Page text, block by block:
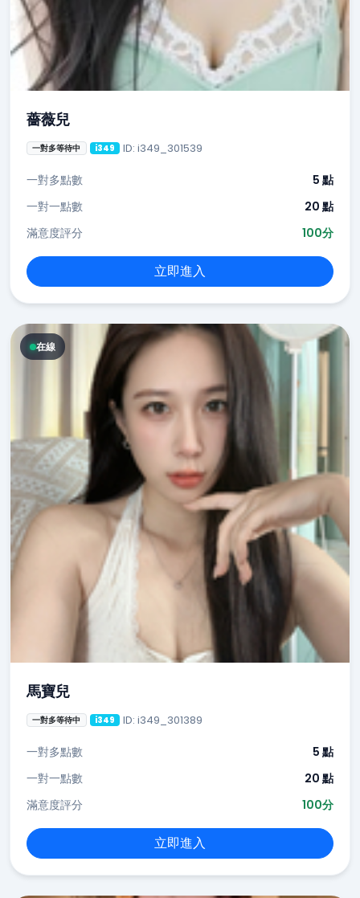
薔薇兒
一對多等待中 i349 ID: i349_301539
一對多點數
5 點
一對一點數
20 點
滿意度評分
100分
立即進入
在線
馬寶兒
一對多等待中 i349 ID: i349_301389
一對多點數
5 點
一對一點數
20 點
滿意度評分
100分
立即進入